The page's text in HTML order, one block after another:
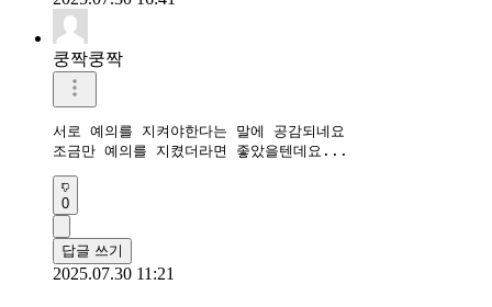
쿵짝쿵짝
서로 예의를 지켜야한다는 말에 공감되네요
조금만 예의를 지켰더라면 좋았을텐데요...
0
답글 쓰기
2025.07.30 11:21